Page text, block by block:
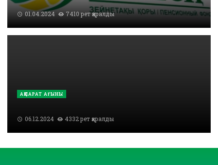
01.04.2024 7410 рет қаралды
АҚПАРАТ АҒЫНЫ
06.12.2024 4332 рет қаралды